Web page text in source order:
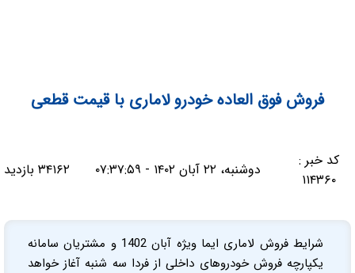
فروش فوق العاده خودرو لاماری با قیمت قطعی
کد خبر :
۱۱۴۳۶۰
دوشنبه، ۲۲ آبان ۱۴۰۲ - ۰۷:۳۷:۵۹ ۳۴۱۶۲ بازدید
شرایط فروش لاماری ایما ویژه آبان 1402 و مشتریان سامانه
یکپارچه فروش خودروهای داخلی از فردا سه شنبه آغاز خواهد